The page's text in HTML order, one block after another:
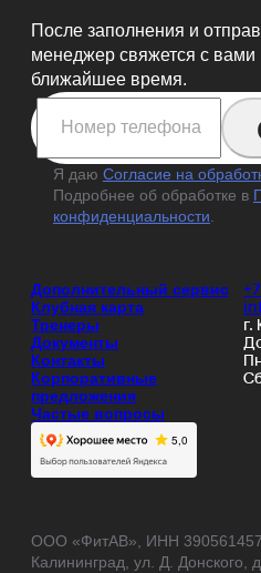
После заполнения и
менеджер свяжется с вами
ближайшее время.
Я даю Согласие на
Подробнее об обработке в
конфиденциальности.
Дополнительный сервис
Клубная карта
Тренеры
Документы
Контакты
Корпоративные
предложения
Частые вопросы
ООО «ФитАВ», ИНН
Калининград, ул. Д. Донского,